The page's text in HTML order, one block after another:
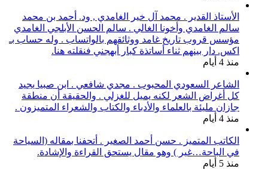
الأستاذ القدير . محمد آل خير الغامدي , ود. أحمد بن محمد
سالم الغامدي وأخونا الغالي . سالم الحسن الأبلجي الغامدي
مؤسس قروب تاريخ غامد ووثائقهم بالواتساب . وله حساب بـ
اكس. دار بينهم ثناء أساتذة كبار أبهجني فنقلته هنا.
منذ 4 أيام
الشاعر السعودي المحبوب . مجدي شافعي . ابن صبيا يجيد
كل أغراض الشعر لكنه يميل للغزلي . والحقيقة أن منطقة
جازان مليئة بالعلماء والأدباء والكتاب والشعراء المتميزون .
منذ 4 أيام
الكاتب المتميز . حسن أحمد الصغير . أتحفنا بمقاله (السياحة
في الباحة…غير ) وهو مقال يستحق القراءة والإشادة.
منذ 5 أيام